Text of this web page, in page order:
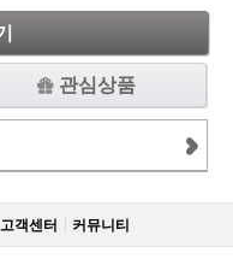
관심상품
고객센터 커뮤니티